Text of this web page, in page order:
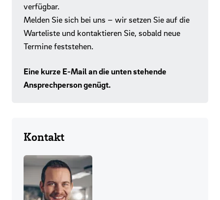
verfügbar.
Melden Sie sich bei uns – wir setzen Sie auf die
Warteliste und kontaktieren Sie, sobald neue
Termine feststehen.
Eine kurze E-Mail an die unten stehende
Ansprechperson genügt.
Kontakt